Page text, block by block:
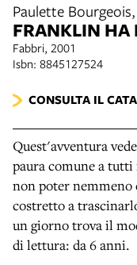
Paulette
FRANKLIN HA
Fabbri, 2001
Isbn: 8845127524
CONSULTA IL
Quest'avventura
paura comune a
non poter nemmeno
costretto a
un giorno trova il
di lettura: da 6 anni.